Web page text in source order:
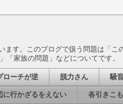
ます。このブログで扱う問題は「
「家族の問題」などについてです。
ローチが逆 脱力さん 騒
に行かざるをえない 各引きこ